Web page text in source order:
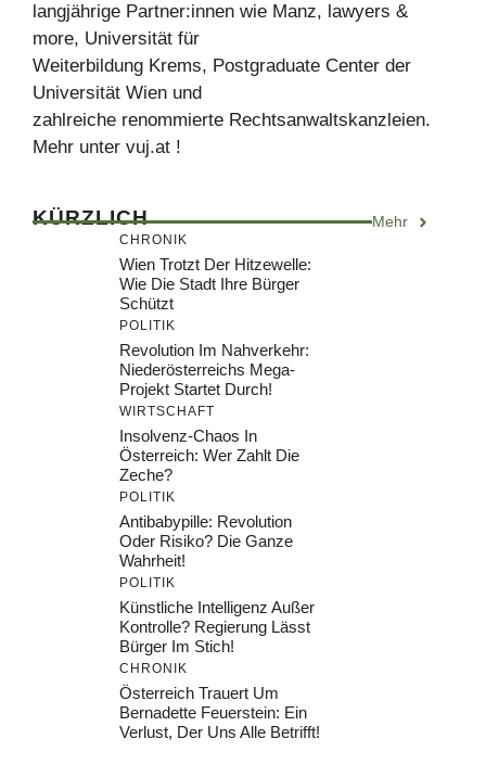
langjährige Partner:innen wie Manz, lawyers &
more, Universität für
Weiterbildung Krems, Postgraduate Center der
Universität Wien und
zahlreiche renommierte Rechtsanwaltskanzleien.
Mehr unter vuj.at !
KÜRZLICH Mehr
CHRONIK
Wien Trotzt Der Hitzewelle:
Wie Die Stadt Ihre Bürger
Schützt
POLITIK
Revolution Im Nahverkehr:
Niederösterreichs Mega-
Projekt Startet Durch!
WIRTSCHAFT
Insolvenz-Chaos In
Österreich: Wer Zahlt Die
Zeche?
POLITIK
Antibabypille: Revolution
Oder Risiko? Die Ganze
Wahrheit!
POLITIK
Künstliche Intelligenz Außer
Kontrolle? Regierung Lässt
Bürger Im Stich!
CHRONIK
Österreich Trauert Um
Bernadette Feuerstein: Ein
Verlust, Der Uns Alle Betrifft!